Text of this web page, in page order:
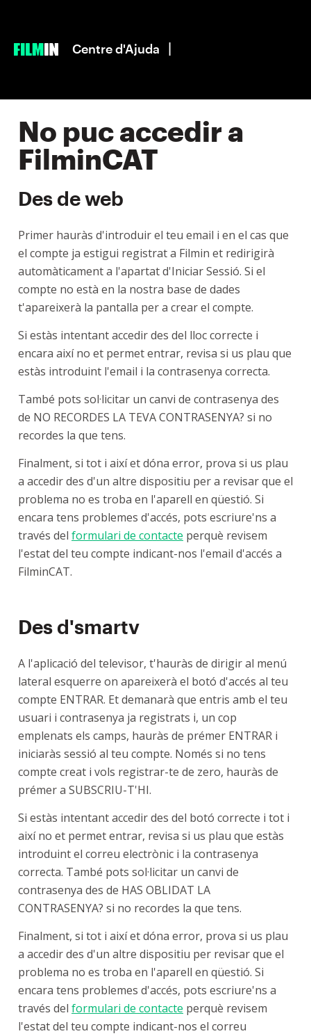
|
Centre d'Ajuda
No puc accedir a
FilminCAT
Des de web
Primer hauràs d'introduir el teu email i en el cas que
el compte ja estigui registrat a Filmin et redirigirà
automàticament a l'apartat d'Iniciar Sessió. Si el
compte no està en la nostra base de dades
t'apareixerà la pantalla per a crear el compte.
Si estàs intentant accedir des del lloc correcte i
encara així no et permet entrar, revisa si us plau que
estàs introduint l'email i la contrasenya correcta.
També pots sol·licitar un canvi de contrasenya des
de NO RECORDES LA TEVA CONTRASENYA? si no
recordes la que tens.
Finalment, si tot i així et dóna error, prova si us plau
a accedir des d'un altre dispositiu per a revisar que el
problema no es troba en l'aparell en qüestió. Si
encara tens problemes d'accés, pots escriure'ns a
través del formulari de contacte perquè revisem
l'estat del teu compte indicant-nos l'email d'accés a
FilminCAT.
Des d'smartv
A l'aplicació del televisor, t'hauràs de dirigir al menú
lateral esquerre on apareixerà el botó d'accés al teu
compte ENTRAR. Et demanarà que entris amb el teu
usuari i contrasenya ja registrats i, un cop
emplenats els camps, hauràs de prémer ENTRAR i
iniciaràs sessió al teu compte. Només si no tens
compte creat i vols registrar-te de zero, hauràs de
prémer a SUBSCRIU-T'HI.
Si estàs intentant accedir des del botó correcte i tot i
així no et permet entrar, revisa si us plau que estàs
introduint el correu electrònic i la contrasenya
correcta. També pots sol·licitar un canvi de
contrasenya des de HAS OBLIDAT LA
CONTRASENYA? si no recordes la que tens.
Finalment, si tot i així et dóna error, prova si us plau
a accedir des d'un altre dispositiu per revisar que el
problema no es troba en l'aparell en qüestió. Si
encara tens problemes d'accés, pots escriure'ns a
través del formulari de contacte perquè revisem
l'estat del teu compte indicant-nos el correu